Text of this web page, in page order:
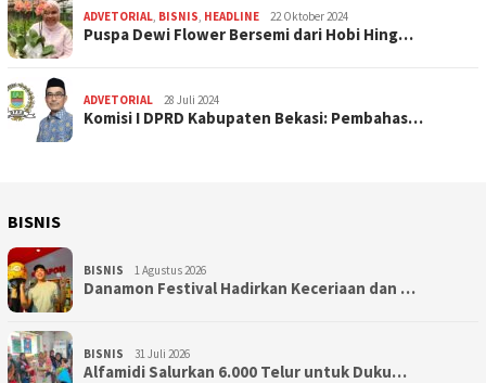
ADVETORIAL BISNIS HEADLINE 22 Oktober 2024
Puspa Dewi Flower Bersemi dari Hobi Hing…
ADVETORIAL 28 Juli 2024
Komisi I DPRD Kabupaten Bekasi: Pembahas…
BISNIS
BISNIS 1 Agustus 2026
Danamon Festival Hadirkan Keceriaan dan …
BISNIS 31 Juli 2026
Alfamidi Salurkan 6.000 Telur untuk Duku…